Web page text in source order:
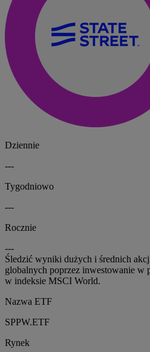
Dziennie
---
Tygodniowo
---
Rocznie
---
Śledzić wyniki dużych i średnich
globalnych poprzez inwestowanie w
w indeksie MSCI World.
Nazwa ETF
SPPW.ETF
Rynek